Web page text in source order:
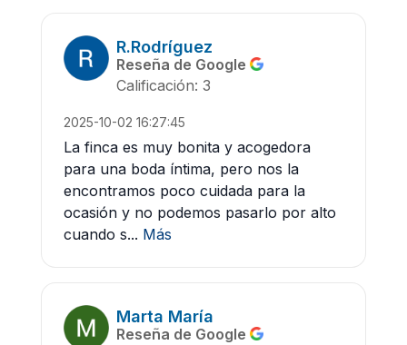
R.Rodríguez
Reseña de Google
Calificación: 3
2025-10-02 16:27:45
La finca es muy bonita y acogedora
para una boda íntima, pero nos la
encontramos poco cuidada para la
ocasión y no podemos pasarlo por alto
cuando s... Más
Marta María
Reseña de Google